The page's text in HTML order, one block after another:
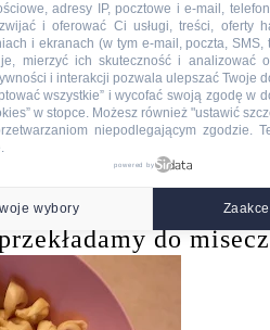
do
adresy IP, pocztowe i e-mail,
i oferować Ci usługi, treści, oferty
i ekranach (w tym e-mail, poczta,
mierzyć ich skuteczność i analizować
i interakcji pozwala ulepszać Twoje
wszystkie” i wycofać swoją zgodę w
w stopce. Możesz również "ustawić
niepodlegającym zgodzie.
powered by
wybory